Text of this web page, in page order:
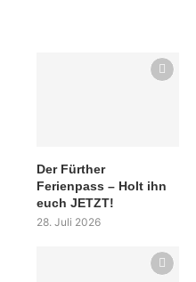
Der Fürther
Ferienpass – Holt ihn
euch JETZT!
28. Juli 2026